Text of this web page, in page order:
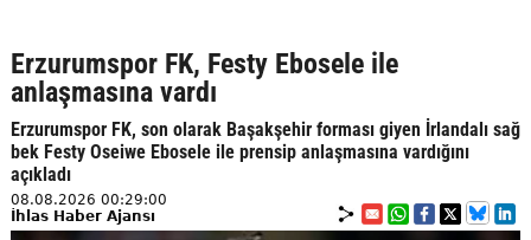
Erzurumspor FK, Festy Ebosele ile
anlaşmasına vardı
Erzurumspor FK, son olarak Başakşehir forması giyen İrlandalı sağ
bek Festy Oseiwe Ebosele ile prensip anlaşmasına vardığını
açıkladı
08.08.2026 00:29:00
İhlas Haber Ajansı